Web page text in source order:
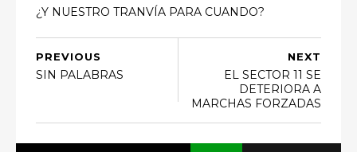
¿Y NUESTRO TRANVÍA PARA CUANDO?
NEXT
EL SECTOR 11 SE
DETERIORA A
MARCHAS FORZADAS
PREVIOUS
SIN PALABRAS